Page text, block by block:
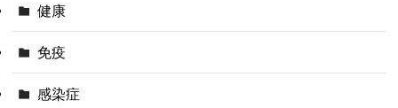
健康
免疫
感染症